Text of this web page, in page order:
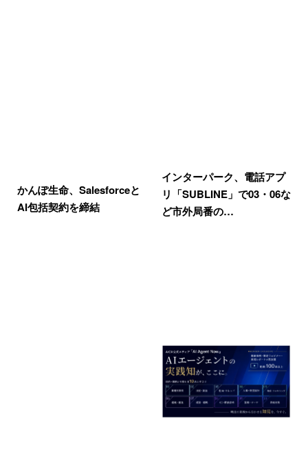
かんぽ生命、Salesforceと
AI包括契約を締結
インターパーク、電話アプ
リ「SUBLINE」で03・06な
ど市外局番の…